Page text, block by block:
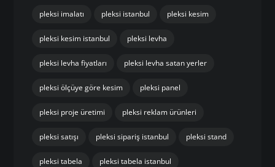
pleksi imalatı pleksi istanbul pleksi kesim
pleksi kesim istanbul pleksi levha
pleksi levha fiyatları pleksi levha satan yerler
pleksi ölçüye göre kesim pleksi panel
pleksi proje üretimi pleksi reklam ürünleri
pleksi satışı pleksi sipariş istanbul pleksi stand
pleksi tabela pleksi tabela istanbul